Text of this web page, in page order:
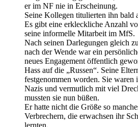
er im NF nie in Erscheinung.
Seine Kollegen titulierten ihn bald
Es gibt eine erkleckliche Anzahl
seine informelle Mitarbeit im MfS.
Nach seinen Darlegungen gleich
nach der Wende war ein
neues Engagement öffentlich
Hass auf die „Russen“. Seine
festgenommen worden. Sie waren
Nazis und vermutlich mit viel
mussten sie nun büßen.
Er hatte nicht die Größe so
Verbrechern, die erwachsen ihr